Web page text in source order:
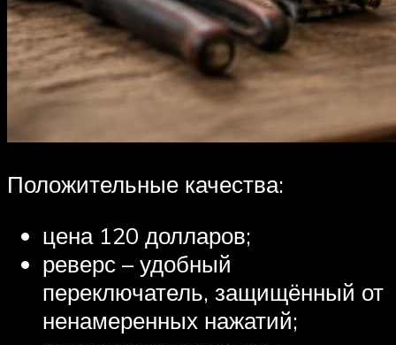
Положительные качества:
цена 120 долларов;
реверс – удобный
переключатель, защищённый от
ненамеренных нажатий;